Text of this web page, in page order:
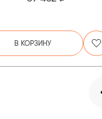
В КОРЗИНУ